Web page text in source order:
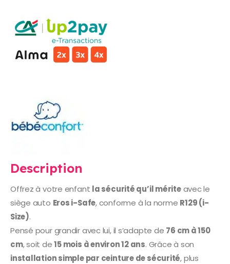
Description
Offrez à votre enfant la sécurité qu’il mériteavec le
siège auto Eros i-Safe, conforme à la norme R129 (i-
Size).
Pensé pour grandir avec lui, il s’adapte de 76 cm à 150
cm, soit de15 mois à environ 12 ans. Grâce à son
installation simple par ceinture de sécurité, plus